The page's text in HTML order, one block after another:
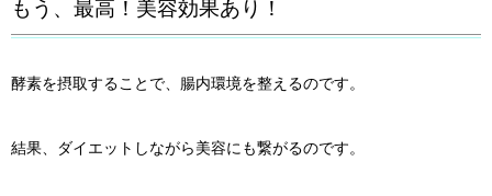
もう、最高！美容効果あり！
酵素を摂取することで、腸内環境を整えるのです。
結果、ダイエットしながら美容にも繋がるのです。